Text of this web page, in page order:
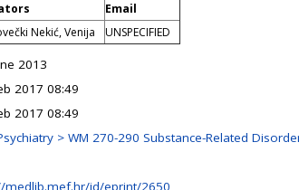
Email
Nekić, Venija
UNSPECIFIED
2013
2017 08:49
2017 08:49
> WM 270-290 Substance-Related
medlib.mef.hr/id/eprint/2650